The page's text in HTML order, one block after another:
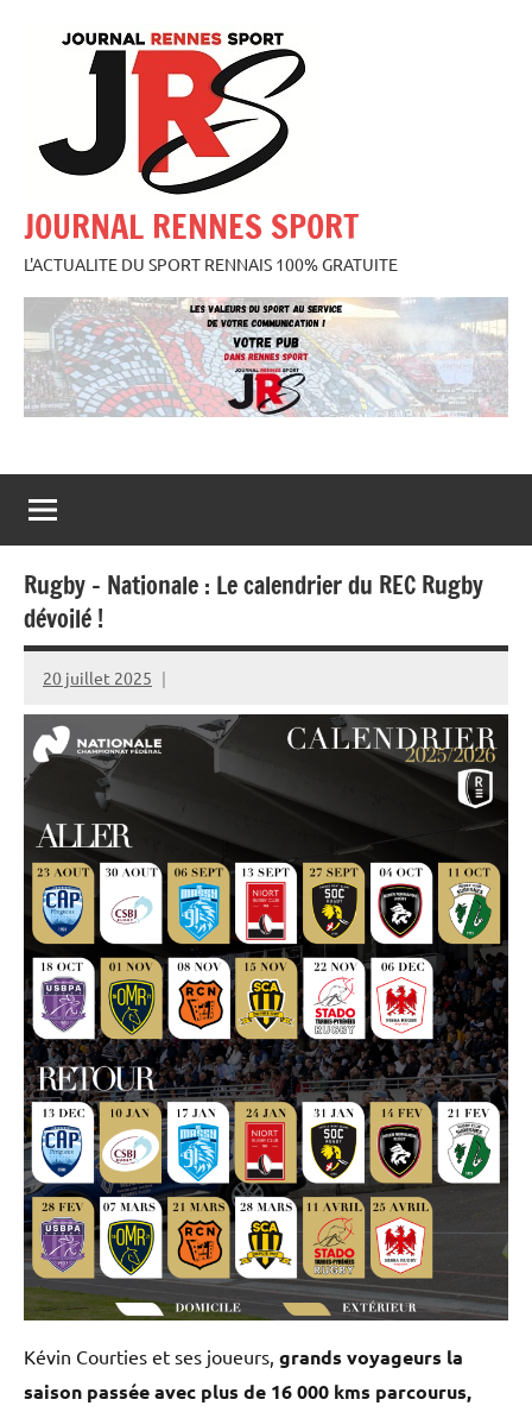
JOURNAL RENNES SPORT
L'ACTUALITE DU SPORT RENNAIS 100% GRATUITE
Rugby – Nationale : Le calendrier du REC Rugby
dévoilé !
20 juillet 2025
Rédaction
JRS
Kévin Courties et ses joueurs, grands voyageurs la
saison passée avec plus de 16 000 kms parcourus,